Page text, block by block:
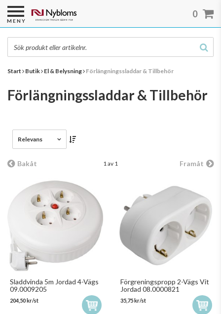
Start Butik El & Belysning Förlängningssladdar & Tillbehör
Förlängningssladdar & Tillbehör
Relevans
Bakåt 1 av 1 Framåt
Sladdvinda 5m Jordad 4-Vägs
09.0009205
204,50 kr/st
Förgreningspropp 2-Vägs Vit
Jordad 08.0000821
35,75 kr/st
MENY
0